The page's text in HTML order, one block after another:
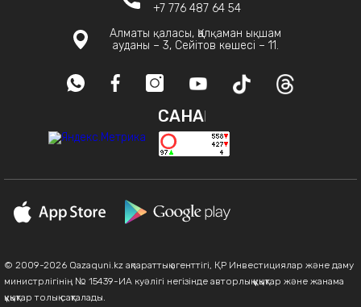
+7 776 487 64 54
Алматы қаласы, Қалқаман ықшам
ауданы – 3, Сейітов көшесі – 11.
САНАҚ
© 2009-2026 Qazaquni.kz ақпараттық агенттігі, ҚР Инвестициялар және даму
министрлігінің № 15439-ИА куәлігі негізінде авторлық құқықтар және жанама
құқықтар толық сақталады.